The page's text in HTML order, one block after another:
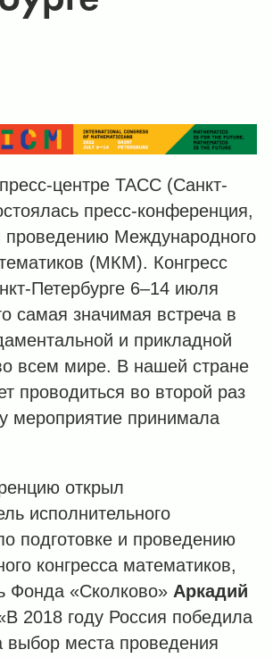
центре ТАСС (Санкт-
пресс-конференция,
проведению Международного
(МКМ). Конгресс
Петербурге 6–14 июля
самая значимая встреча в
и прикладной
всем мире. В нашей стране
проводиться во второй раз
мероприятие принимала
открыл
исполнительного
подготовке и проведению
конгресса математиков,
Фонда «Сколково» Аркадий
2018 году Россия победила
выбор места проведения